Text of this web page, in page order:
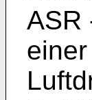
ASR